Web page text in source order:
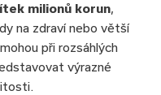
milionů korun,
na zdraví nebo větší
při rozsáhlých
výrazné